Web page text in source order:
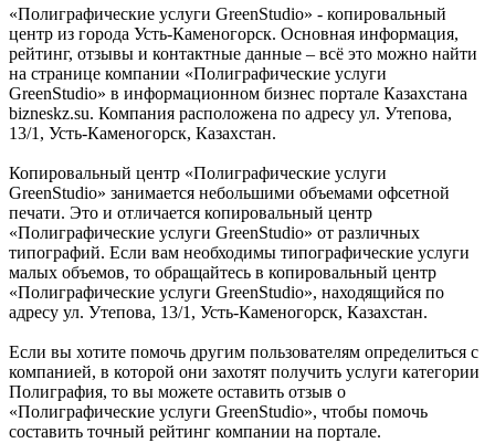
«Полиграфические услуги GreenStudio» - копировальный
центр из города Усть-Каменогорск. Основная информация,
рейтинг, отзывы и контактные данные – всё это можно найти
на странице компании «Полиграфические услуги
GreenStudio» в информационном бизнес портале Казахстана
bizneskz.su. Компания расположена по адресу ул. Утепова,
13/1, Усть-Каменогорск, Казахстан.
Копировальный центр «Полиграфические услуги
GreenStudio» занимается небольшими объемами офсетной
печати. Это и отличается копировальный центр
«Полиграфические услуги GreenStudio» от различных
типографий. Если вам необходимы типографические услуги
малых объемов, то обращайтесь в копировальный центр
«Полиграфические услуги GreenStudio», находящийся по
адресу ул. Утепова, 13/1, Усть-Каменогорск, Казахстан.
Если вы хотите помочь другим пользователям определиться с
компанией, в которой они захотят получить услуги категории
Полиграфия, то вы можете оставить отзыв о
«Полиграфические услуги GreenStudio», чтобы помочь
составить точный рейтинг компании на портале.